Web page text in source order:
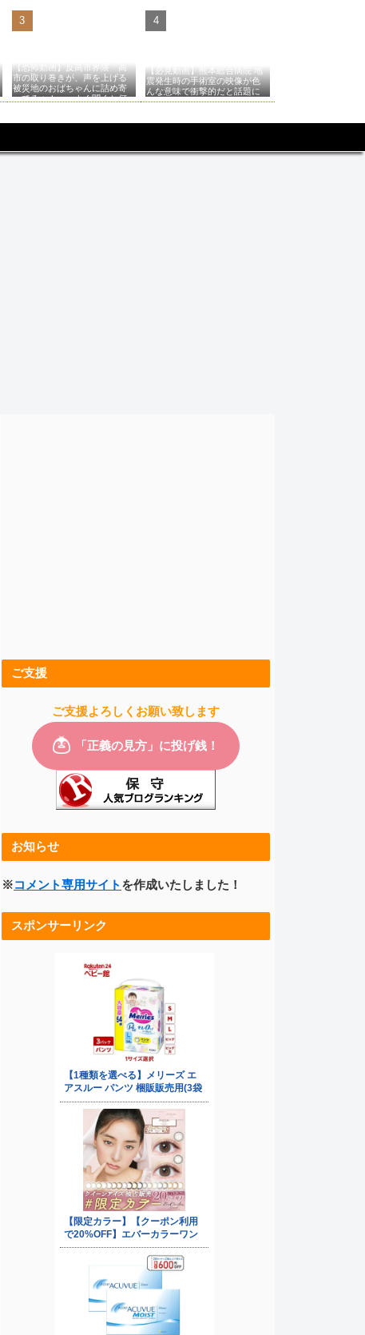
【恐怖動画】反高市界隈「高
市の取り巻きが、声を上げる
被災地のおばちゃんに詰め寄
ってるぅ！」→よく聞くと何
【必見動画】熊本総合病院 地
震発生時の手術室の映像が色
んな意味で衝撃的だと話題に
ご支援
ご支援よろしくお願い致します
お知らせ
※コメント専用サイト を作成いたしました！
スポンサーリンク